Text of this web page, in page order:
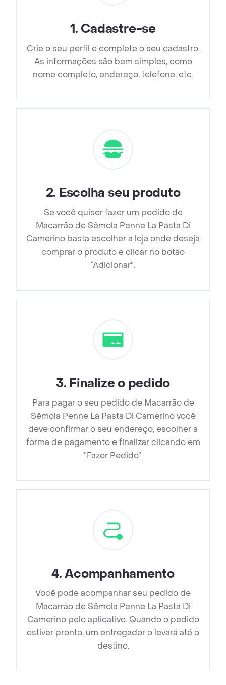
1. Cadastre-se
Crie o seu perfil e complete o seu cadastro.
As informações são bem simples, como
nome completo, endereço, telefone, etc.
2. Escolha seu produto
Se você quiser fazer um pedido de
Macarrão de Sêmola Penne La Pasta Di
Camerino basta escolher a loja onde deseja
comprar o produto e clicar no botão
“Adicionar”.
3. Finalize o pedido
Para pagar o seu pedido de Macarrão de
Sêmola Penne La Pasta Di Camerino você
deve confirmar o seu endereço, escolher a
forma de pagamento e finalizar clicando em
”Fazer Pedido”.
4.Acompanhamento
Você pode acompanhar seu pedido de
Macarrão de Sêmola Penne La Pasta Di
Camerino pelo aplicativo. Quando o pedido
estiver pronto, um entregador o levará até o
destino.